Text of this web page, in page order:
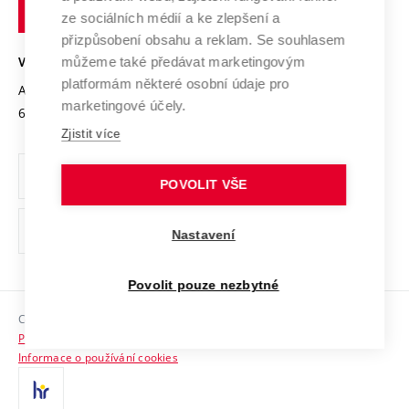
Open Science
Projekty
Projekty ze strukturálních fondů
Specifický výzkum
Mezinárodní dohody
Univerzitní sítě
Podnikavá univerzita / ContriBUTe
Bezpečná univerzita
Vyznamenání
Organizační struktura
Ochrana osobních údajů
odkaz)
Sociální bezpečí
HR Award
Kontakty
technické
Brně
VYSOKÉ UČENÍ TECHNICKÉ V BRNĚ
Antonínská 548/1
602 00 Brno
www.vut.cz
vut@vutbr.cz
Copyright © 2026 VUT
Prohlášení o přístupnosti
Informace o používání cookies
ze sociálních médií a ke zlepšení a
přizpůsobení obsahu a reklam. Se souhlasem
můžeme také předávat marketingovým
platformám některé osobní údaje pro
marketingové účely.
Zjistit více
POVOLIT VŠE
Nastavení
Povolit pouze nezbytné